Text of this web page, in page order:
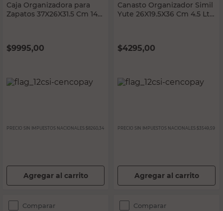
Caja Organizadora para
Zapatos 37X26X31.5 Cm 14
$9995,00
PRECIO SIN IMPUESTOS NACIONALES: $8260,34
Agregar al carrito
Canasto Organizador Simil
Yute 26X19.5X36 Cm 4.5 Lts
$4295,00
PRECIO SIN IMPUESTOS NACIONALES: $3549,59
Agregar al carrito
Comparar Comparar